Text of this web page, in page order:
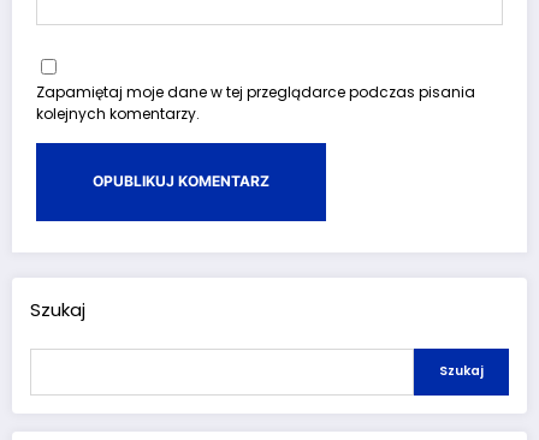
Zapamiętaj moje dane w tej przeglądarce podczas pisania
kolejnych komentarzy.
Szukaj
Szukaj